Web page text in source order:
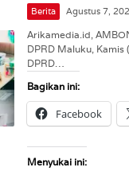
Berita Agustus 7,
Arikamedia.id,
DPRD Maluku,
DPRD…
Bagikan ini:
Facebook
Menyukai ini: